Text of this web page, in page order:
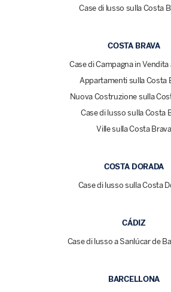
Case di lusso sulla Costa
COSTA BRAVA
Case di Campagna in Vendita
Appartamenti sulla Costa
Nuova Costruzione sulla
Case di lusso sulla Costa
Ville sulla Costa Brava
COSTA DORADA
Case di lusso sulla Costa
CÁDIZ
Case di lusso a Sanlúcar de
BARCELLONA